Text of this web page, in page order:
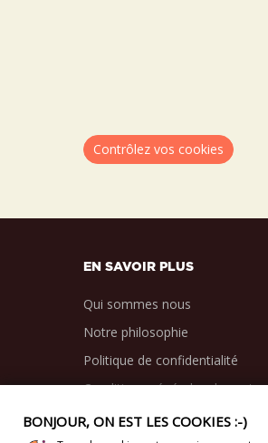
Contrôlez vos cookies
EN SAVOIR PLUS
Qui sommes nous
Notre philosophie
Politique de confidentialité
Conditions générales de vente
BONJOUR, ON EST LES COOKIES :-)